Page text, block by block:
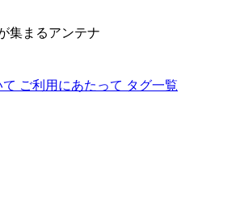
集まるアンテナ
ご利用にあたって タグ一覧